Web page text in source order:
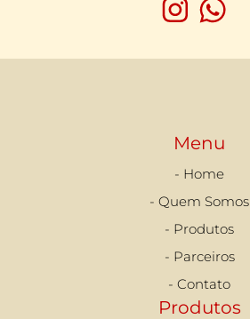
Menu
- Home
- Quem Somos
- Produtos
- Parceiros
- Contato
Produtos